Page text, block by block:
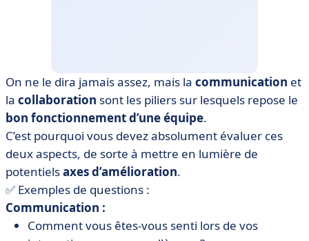
On ne le dira jamais assez, mais la communication et
la collaboration sont les piliers sur lesquels repose le
bon fonctionnement d’une équipe.
C’est pourquoi vous devez absolument évaluer ces
deux aspects, de sorte à mettre en lumière de
potentielsaxes d’amélioration.
✅ Exemples de questions :
Communication :
Comment vous êtes-vous senti lors de vos